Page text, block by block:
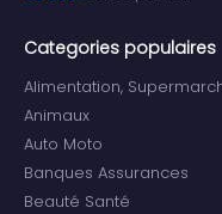
Categories populaires
Alimentation,
Animaux
Auto Moto
Banques Assurances
Beauté Santé